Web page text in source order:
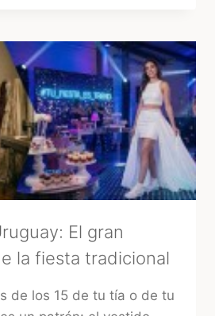
El gran
la fiesta tradicional
de los 15 de tu tía o de tu